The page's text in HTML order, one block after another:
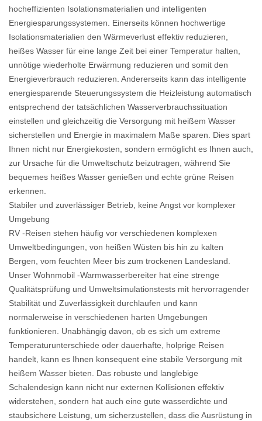
hocheffizienten Isolationsmaterialien und intelligenten
Energiesparungssystemen. Einerseits können hochwertige
Isolationsmaterialien den Wärmeverlust effektiv reduzieren,
heißes Wasser für eine lange Zeit bei einer Temperatur halten,
unnötige wiederholte Erwärmung reduzieren und somit den
Energieverbrauch reduzieren. Andererseits kann das intelligente
energiesparende Steuerungssystem die Heizleistung automatisch
entsprechend der tatsächlichen Wasserverbrauchssituation
einstellen und gleichzeitig die Versorgung mit heißem Wasser
sicherstellen und Energie in maximalem Maße sparen. Dies spart
Ihnen nicht nur Energiekosten, sondern ermöglicht es Ihnen auch,
zur Ursache für die Umweltschutz beizutragen, während Sie
bequemes heißes Wasser genießen und echte grüne Reisen
erkennen.
Stabiler und zuverlässiger Betrieb, keine Angst vor komplexer
Umgebung
RV -Reisen stehen häufig vor verschiedenen komplexen
Umweltbedingungen, von heißen Wüsten bis hin zu kalten
Bergen, vom feuchten Meer bis zum trockenen Landesland.
Unser Wohnmobil -Warmwasserbereiter hat eine strenge
Qualitätsprüfung und Umweltsimulationstests mit hervorragender
Stabilität und Zuverlässigkeit durchlaufen und kann
normalerweise in verschiedenen harten Umgebungen
funktionieren. Unabhängig davon, ob es sich um extreme
Temperaturunterschiede oder dauerhafte, holprige Reisen
handelt, kann es Ihnen konsequent eine stabile Versorgung mit
heißem Wasser bieten. Das robuste und langlebige
Schalendesign kann nicht nur externen Kollisionen effektiv
widerstehen, sondern hat auch eine gute wasserdichte und
staubsichere Leistung, um sicherzustellen, dass die Ausrüstung in